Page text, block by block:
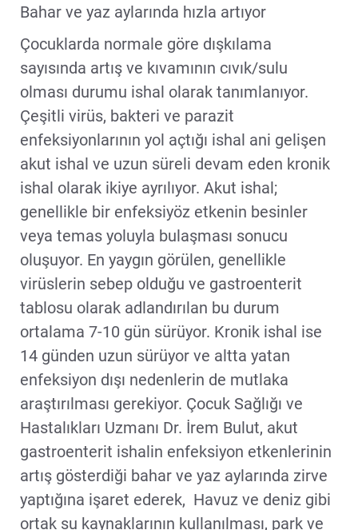
Bahar ve yaz aylarında hızla artıyor
Çocuklarda normale göre dışkılama
sayısında artış ve kıvamının cıvık/sulu
olması durumu ishal olarak tanımlanıyor.
Çeşitli virüs, bakteri ve parazit
enfeksiyonlarının yol açtığı ishal ani gelişen
akut ishal ve uzun süreli devam eden kronik
ishal olarak ikiye ayrılıyor. Akut ishal;
genellikle bir enfeksiyöz etkenin besinler
veya temas yoluyla bulaşması sonucu
oluşuyor. En yaygın görülen, genellikle
virüslerin sebep olduğu ve gastroenterit
tablosu olarak adlandırılan bu durum
ortalama 7-10 gün sürüyor. Kronik ishal ise
14 günden uzun sürüyor ve altta yatan
enfeksiyon dışı nedenlerin de mutlaka
araştırılması gerekiyor. Çocuk Sağlığı ve
Hastalıkları Uzmanı Dr. İrem Bulut, akut
gastroenterit ishalin enfeksiyon etkenlerinin
artış gösterdiği bahar ve yaz aylarında zirve
yaptığına işaret ederek, Havuz ve deniz gibi
ortak su kaynaklarının kullanılması, park ve